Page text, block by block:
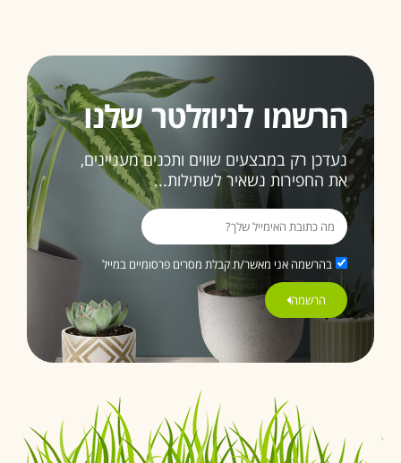
ובהחלט
זו לא
תהיה
האחרונה
ממליצה
בחום
הרשמו לניוזלטר שלנו
נעדכן רק במבצעים שווים ותכנים מעניינים,
את החפירות נשאיר לשתילות...
בהרשמה אני מאשר/ת קבלת מסרים פרסומיים במייל
הרשמה